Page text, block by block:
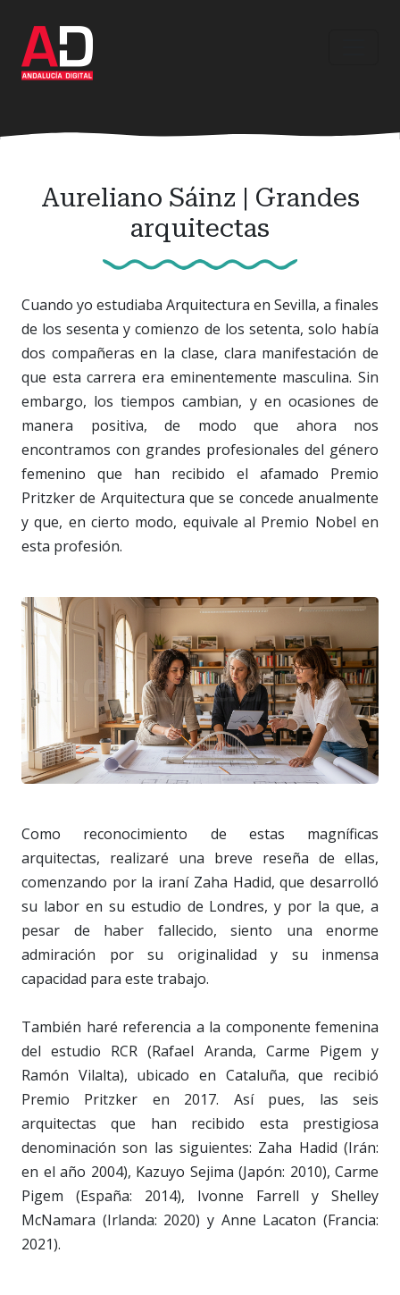
contenido
principal
Aureliano Sáinz | Grandes
arquitectas
Cuando yo estudiaba Arquitectura en Sevilla, a finales
de los sesenta y comienzo de los setenta, solo había
dos compañeras en la clase, clara manifestación de
que esta carrera era eminentemente masculina. Sin
embargo, los tiempos cambian, y en ocasiones de
manera positiva, de modo que ahora nos
encontramos con grandes profesionales del género
femenino que han recibido el afamado Premio
Pritzker de Arquitectura que se concede anualmente
y que, en cierto modo, equivale al Premio Nobel en
esta profesión.
Como reconocimiento de estas magníficas
arquitectas, realizaré una breve reseña de ellas,
comenzando por la iraní Zaha Hadid, que desarrolló
su labor en su estudio de Londres, y por la que, a
pesar de haber fallecido, siento una enorme
admiración por su originalidad y su inmensa
capacidad para este trabajo.
También haré referencia a la componente femenina
del estudio RCR (Rafael Aranda, Carme Pigem y
Ramón Vilalta), ubicado en Cataluña, que recibió
Premio Pritzker en 2017. Así pues, las seis
arquitectas que han recibido esta prestigiosa
denominación son las siguientes: Zaha Hadid (Irán:
en el año 2004), Kazuyo Sejima (Japón: 2010), Carme
Pigem (España: 2014), Ivonne Farrell y Shelley
McNamara (Irlanda: 2020) y Anne Lacaton (Francia:
2021).